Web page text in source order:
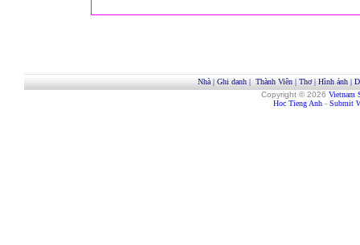
Nhà| Ghi danh| Thành Viên| Thơ| Hình ảnh|
Copyright © 2026 Vietnam
Hoc Tieng Anh - Submit